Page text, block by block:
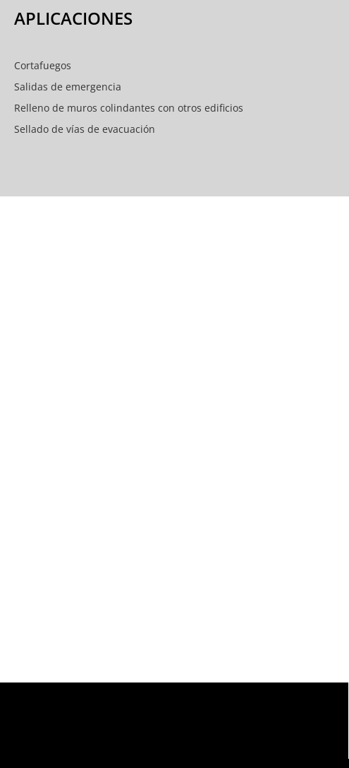
APLICACIONES
Cortafuegos
Salidas de emergencia
Relleno de muros colindantes con otros edificios
Sellado de vías de evacuación